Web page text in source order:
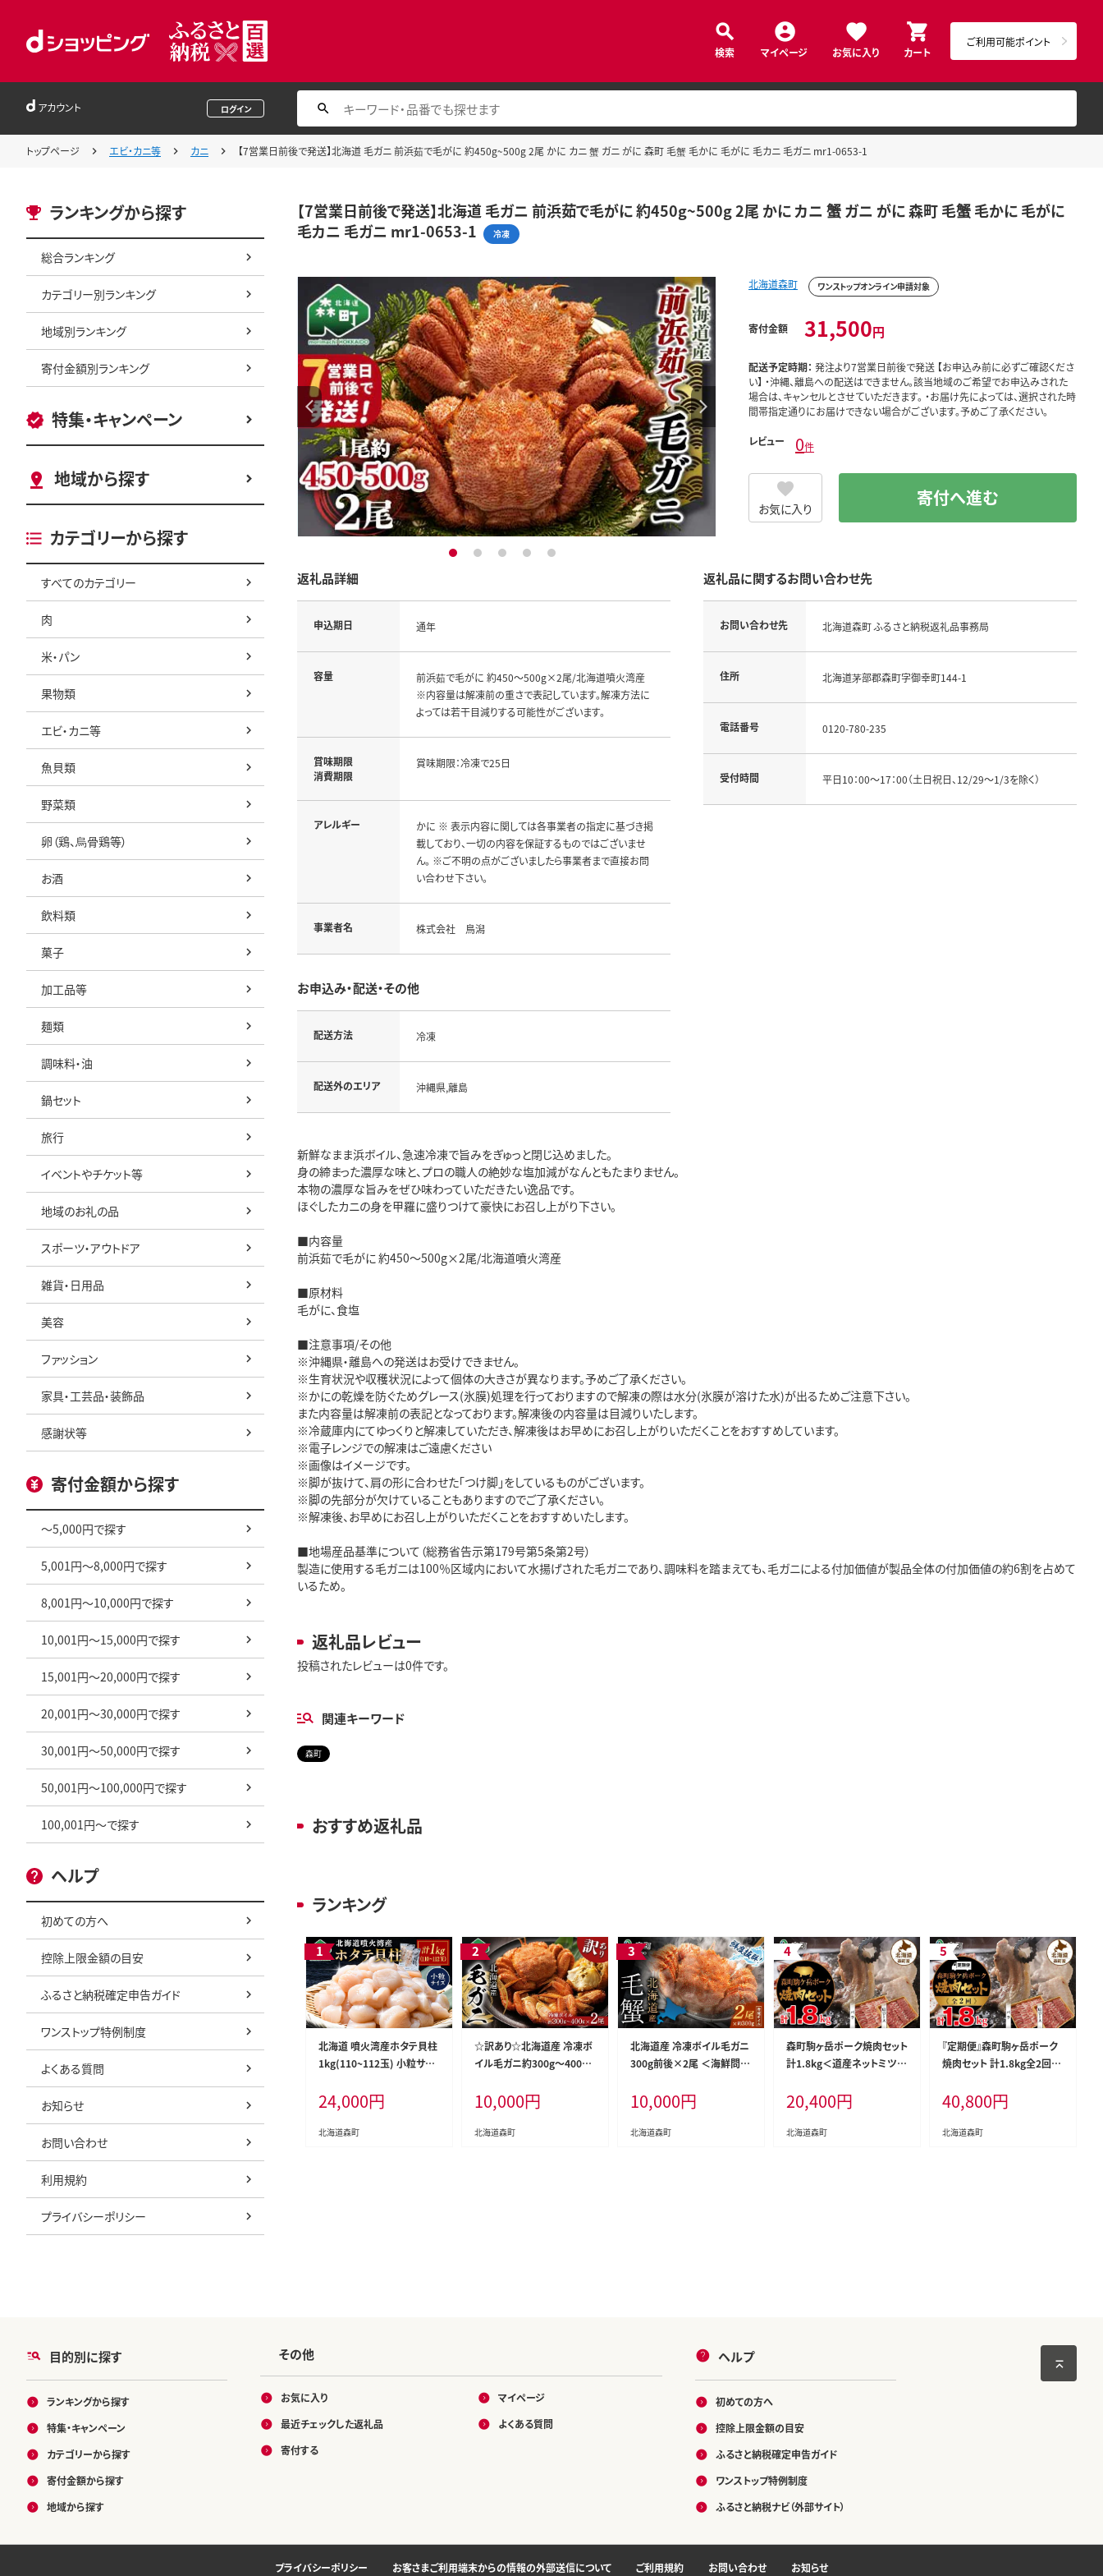
検索 マイページ お気に入り カート
ご利用可能ポイント
アカウント ログイン
トップページ エビ・カニ等 カニ 【7営業日前後で発送】北海道 毛ガニ 前浜茹で毛がに 約450g~500g 2尾 かに カニ 蟹 ガニ がに 森町 毛蟹 毛かに 毛がに 毛カニ 毛ガニ mr1-0653-1
ランキングから探す
総合ランキング
カテゴリー別ランキング
地域別ランキング
寄付金額別ランキング
特集・キャンペーン
地域から探す
カテゴリーから探す
すべてのカテゴリー
肉
米・パン
果物類
エビ・カニ等
魚貝類
野菜類
卵（鶏、烏骨鶏等）
お酒
飲料類
菓子
加工品等
麺類
調味料・油
鍋セット
旅行
イベントやチケット等
地域のお礼の品
スポーツ・アウトドア
雑貨・日用品
美容
ファッション
家具・工芸品・装飾品
感謝状等
寄付金額から探す
～5,000円で探す
5,001円～8,000円で探す
8,001円～10,000円で探す
10,001円～15,000円で探す
15,001円～20,000円で探す
20,001円～30,000円で探す
30,001円～50,000円で探す
50,001円～100,000円で探す
100,001円～で探す
ヘルプ
初めての方へ
控除上限金額の目安
ふるさと納税確定申告ガイド
ワンストップ特例制度
よくある質問
お知らせ
お問い合わせ
利用規約
プライバシーポリシー
【7営業日前後で発送】北海道 毛ガニ 前浜茹で毛がに 約450g~500g 2尾 かに カニ 蟹 ガニ がに 森町 毛蟹 毛かに 毛がに
毛カニ 毛ガニ mr1-0653-1
冷凍
1 2 3 4 5
北海道森町 ワンストップオンライン申請対象
寄付金額 31,500円
配送予定時期： 発注より7営業日前後で発送 【お申込み前に必ずご確認くださ
い】 ・沖縄、離島への配送はできません。該当地域のご希望でお申込みされた
場合は、キャンセルとさせていただきます。 ・お届け先によっては、選択された時
間帯指定通りにお届けできない場合がございます。予めご了承ください。
レビュー 0件
お気に入り 寄付へ進む
返礼品詳細
申込期日 通年
容量
前浜茹で毛がに 約450～500g×2尾/北海道噴火湾産
※内容量は解凍前の重さで表記しています。解凍方法に
よっては若干目減りする可能性がございます。
賞味期限
消費期限
賞味期限：冷凍で25日
アレルギー
かに ※ 表示内容に関しては各事業者の指定に基づき掲
載しており、一切の内容を保証するものではございませ
ん。 ※ご不明の点がございましたら事業者まで直接お問
い合わせ下さい。
事業者名 株式会社 鳥潟
お申込み・配送・その他
配送方法 冷凍
配送外のエリア 沖縄県,離島
返礼品に関するお問い合わせ先
お問い合わせ先 北海道森町 ふるさと納税返礼品事務局
住所 北海道茅部郡森町字御幸町144-1
電話番号 0120-780-235
受付時間 平日10：00～17：00（土日祝日、12/29～1/3を除く）
新鮮なまま浜ボイル、急速冷凍で旨みをぎゅっと閉じ込めました。
身の締まった濃厚な味と、プロの職人の絶妙な塩加減がなんともたまりません。
本物の濃厚な旨みをぜひ味わっていただきたい逸品です。
ほぐしたカニの身を甲羅に盛りつけて豪快にお召し上がり下さい。
■内容量
前浜茹で毛がに 約450～500g×2尾/北海道噴火湾産
■原材料
毛がに、食塩
■注意事項/その他
※沖縄県・離島への発送はお受けできません。
※生育状況や収穫状況によって個体の大きさが異なります。予めご了承ください。
※かにの乾燥を防ぐためグレース(氷膜)処理を行っておりますので解凍の際は水分(氷膜が溶けた水)が出るためご注意下さい。
また内容量は解凍前の表記となっております。解凍後の内容量は目減りいたします。
※冷蔵庫内にてゆっくりと解凍していただき、解凍後はお早めにお召し上がりいただくことをおすすめしています。
※電子レンジでの解凍はご遠慮ください
※画像はイメージです。
※脚が抜けて、肩の形に合わせた「つけ脚」をしているものがございます。
※脚の先部分が欠けていることもありますのでご了承ください。
※解凍後、お早めにお召し上がりいただくことをおすすめいたします。
■地場産品基準について（総務省告示第179号第5条第2号）
製造に使用する毛ガニは100％区域内において水揚げされた毛ガニであり、調味料を踏まえても、毛ガニによる付加価値が製品全体の付加価値の約6割を占めて
いるため。
返礼品レビュー
投稿されたレビューは0件です。
関連キーワード
森町
おすすめ返礼品
ランキング
北海道 噴火湾産ホタテ貝柱
1kg(110~112玉) 小粒サイ
類 帆立 ホタテ ほたて 魚介
類 貝 北海道 刺身 海鮮 1kg
mr1-1332
24,000円
北海道森町
☆訳あり☆北海道産 冷凍ボ
イル毛ガニ約300g～400g
会社 瑞宝＞ かに カニ 蟹 ガ
ニ がに 森町 ふるさと納税
北海道 毛蟹 毛かに 毛ガニ
10,000円
北海道森町
北海道産 冷凍ボイル毛ガニ
300g前後×2尾 ＜海鮮問屋
蟹 ガニ がに 森町 ふるさと
納税 北海道 毛蟹 毛かに 毛
ガニ 毛カニ mr1-1466
10,000円
北海道森町
森町駒ヶ岳ポーク焼肉セット
計1.8kg＜道産ネットミツハ
焼肉 セット ふるさと納税 北
海道 mr1-0017
20,400円
北海道森町
『定期便』森町駒ヶ岳ポーク
焼肉セット 計1.8kg全2回＜
豚肉 ロース バラ 焼肉 セッ
ト ふるさと納税 北海道 mr1
-0022
40,800円
北海道森町
目的別に探す
ランキングから探す
特集・キャンペーン
カテゴリーから探す
寄付金額から探す
地域から探す
その他
お気に入り
最近チェックした返礼品
寄付する
マイページ
よくある質問
ヘルプ
初めての方へ
控除上限金額の目安
ふるさと納税確定申告ガイド
ワンストップ特例制度
ふるさと納税ナビ（外部サイト）
プライバシーポリシー お客さまご利用端末からの情報の外部送信について ご利用規約 お問い合わせ お知らせ